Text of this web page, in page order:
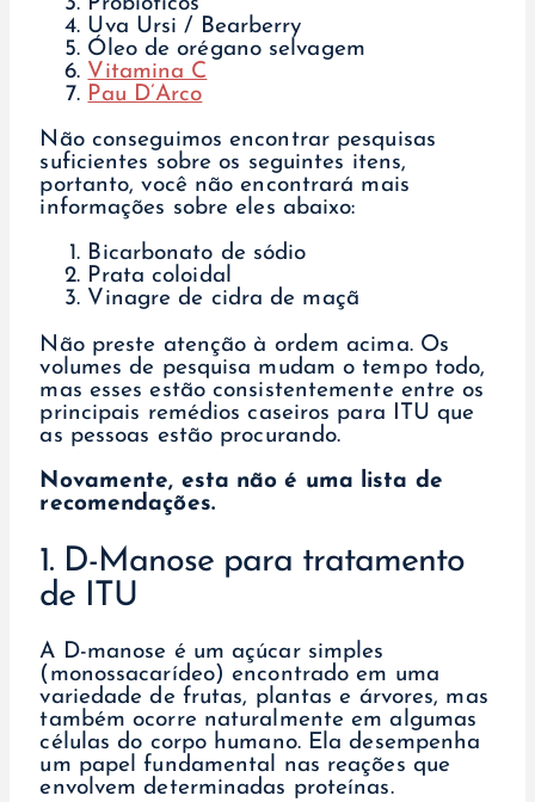
Uva Ursi / Bearberry
Óleo de orégano selvagem
Vitamina C
Pau D’Arco
Não conseguimos encontrar pesquisas
suficientes sobre os seguintes itens,
portanto, você não encontrará mais
informações sobre eles abaixo:
Bicarbonato de sódio
Prata coloidal
Vinagre de cidra de maçã
Não preste atenção à ordem acima. Os
volumes de pesquisa mudam o tempo todo,
mas esses estão consistentemente entre os
principais remédios caseiros para ITU que
as pessoas estão procurando.
Novamente, esta não é uma lista de
recomendações.
1. D-Manose para tratamento
de ITU
A D-manose é um açúcar simples
(monossacarídeo) encontrado em uma
variedade de frutas, plantas e árvores, mas
também ocorre naturalmente em algumas
células do corpo humano. Ela desempenha
um papel fundamental nas reações que
envolvem determinadas proteínas.